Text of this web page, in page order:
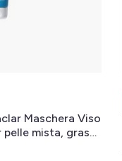
Maschera Viso
mista, grassa
ml